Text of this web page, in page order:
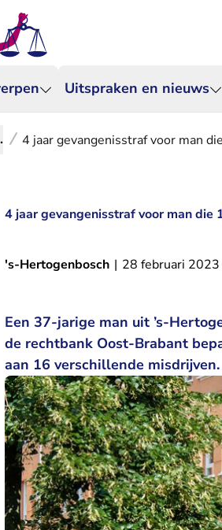
Uitspraken en nieuws
4 jaar gevangenisstraf voor man
4 jaar gevangenisstraf voor man
's-Hertogenbosch | 28 februari 2023
Een 37-jarige man uit ’s-
de rechtbank Oost-Brabant
aan 16 verschillende misdrijven.